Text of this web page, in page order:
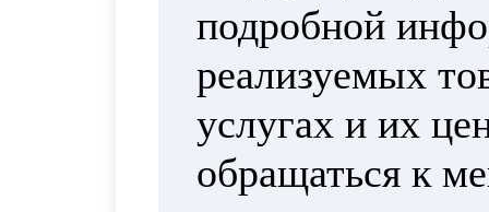
подробной
реализуемых
услугах и их
обращаться к